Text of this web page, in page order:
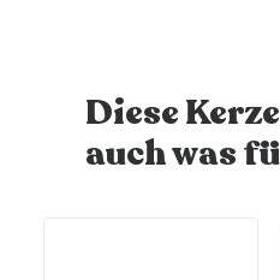
Diese
auch was